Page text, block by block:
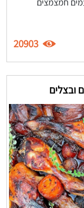
20903
ובצלים